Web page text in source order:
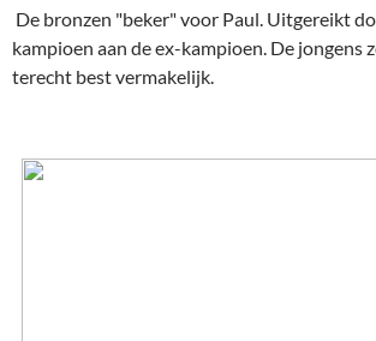
De bronzen "beker" voor Paul. Uitgereikt
kampioen aan de ex-kampioen. De jongens
terecht best vermakelijk.